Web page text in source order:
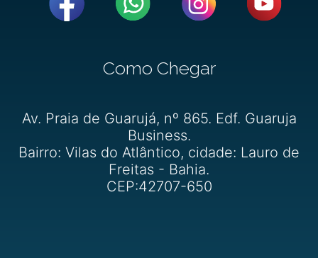
Como Chegar
Av. Praia de Guarujá, nº 865. Edf. Guaruja
Business.
Bairro: Vilas do Atlântico, cidade: Lauro de
Freitas - Bahia.
CEP:42707-650